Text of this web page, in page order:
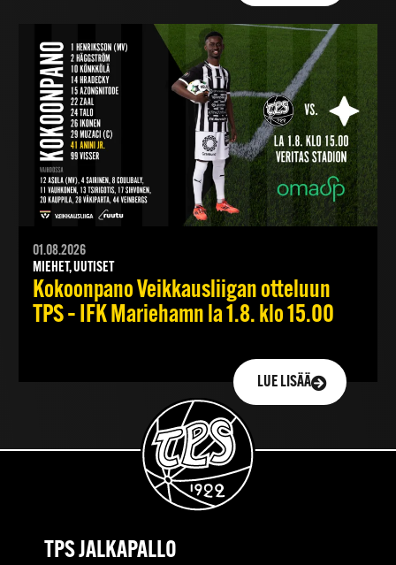
01.08.2026
MIEHET, UUTISET
Kokoonpano Veikkausliigan otteluun
TPS – IFK Mariehamn la 1.8. klo 15.00
LUE LISÄÄ
TPS JALKAPALLO